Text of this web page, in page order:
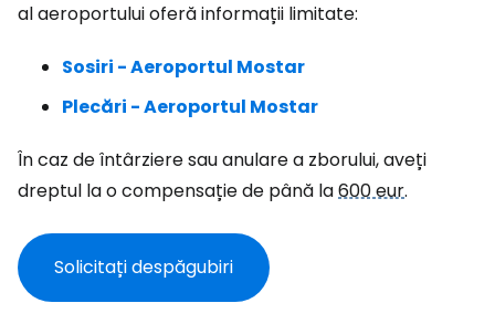
al aeroportului oferă informații limitate:
Sosiri - Aeroportul Mostar
Plecări - Aeroportul Mostar
În caz de întârziere sau anulare a zborului, aveți
dreptul la o compensație de până la600 eur.
Solicitați despăgubiri